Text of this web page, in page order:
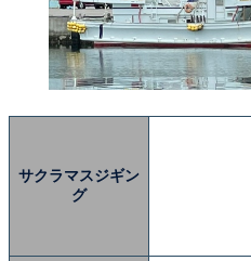
サクラマスジギン
グ